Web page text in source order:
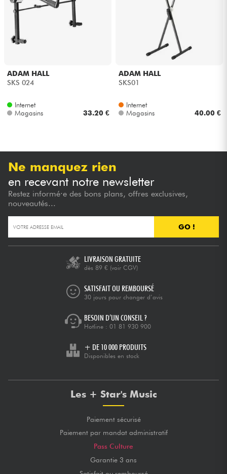
Micros & HF
Violons & Quatuor
Eveil Musical
Câbles & Access.
ADAM HALL
SKS 024
Internet
Magasins
33.20 €
ADAM HALL
SKS01
Internet
Magasins
40.00 €
Ne manquez rien
en recevant notre newsletter
Restez informé·e des bons plans, offres exclusives,
nouveautés...
GO !
LIVRAISON GRATUITE
dès 89 € (voir CGV)
SATISFAIT OU REMBOURSÉ
30 jours pour changer d’avis
BESOIN D’UN CONSEIL ?
Hotline : 01 81 930 900
+ DE 10 000 PRODUITS
Disponibles en stock
Les + Star's Music
Paiement sécurisé
Paiement par mandat administratif
Pass Culture
Garantie 3 ans